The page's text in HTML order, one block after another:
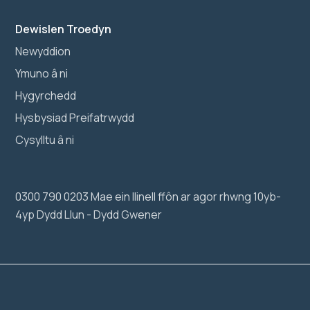
Dewislen Troedyn
Newyddion
Ymuno â ni
Hygyrchedd
Hysbysiad Preifatrwydd
Cysylltu â ni
0300 790 0203 Mae ein llinell ffôn ar agor rhwng 10yb-
4yp Dydd Llun - Dydd Gwener